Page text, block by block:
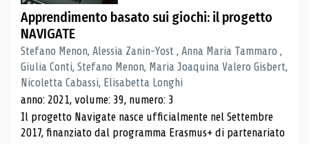
Apprendimento basato sui giochi: il progetto
NAVIGATE
Stefano Menon, Alessia Zanin-Yost , Anna Maria Tammaro ,
Giulia Conti, Stefano Menon, Maria Joaquina Valero Gisbert,
Nicoletta Cabassi, Elisabetta Longhi
anno: 2021, volume: 39, numero: 3
Il progetto Navigate nasce ufficialmente nel Settembre
2017, finanziato dal programma Erasmus+ di partenariato